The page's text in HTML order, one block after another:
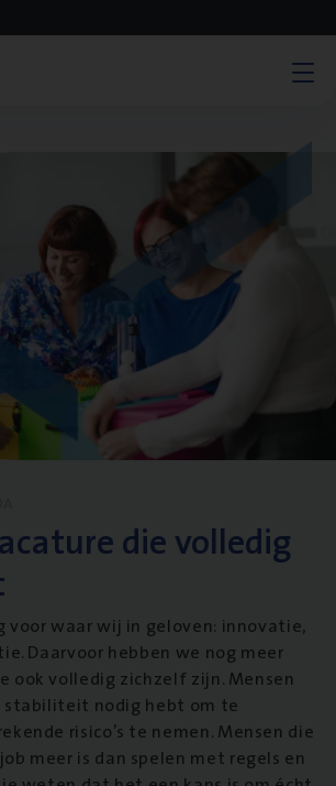
die volledig
voor waar wij in geloven: innovatie,
Daarvoor hebben we nog meer
ook volledig zichzelf zijn. Mensen
nodig hebt om te
risico’s te nemen. Mensen die
meer is dan spelen met regels en